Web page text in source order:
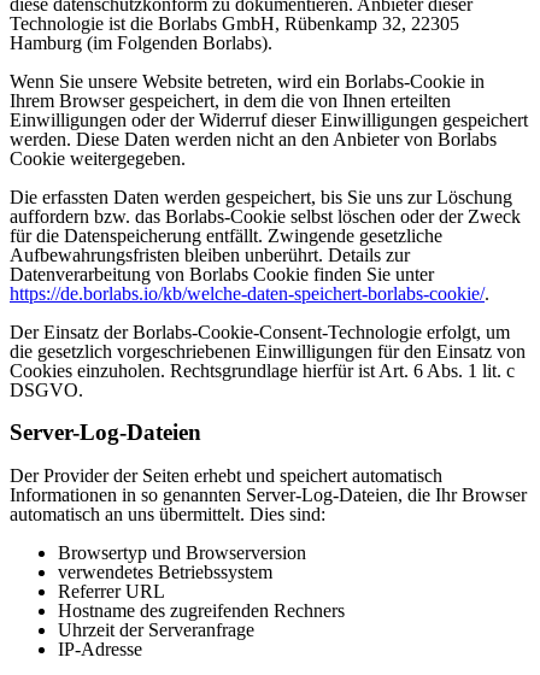
Technologie ist die Borlabs GmbH, Rübenkamp 32, 22305
Hamburg (im Folgenden Borlabs).
Wenn Sie unsere Website betreten, wird ein Borlabs-Cookie in
Ihrem Browser gespeichert, in dem die von Ihnen erteilten
Einwilligungen oder der Widerruf dieser Einwilligungen gespeichert
werden. Diese Daten werden nicht an den Anbieter von Borlabs
Cookie weitergegeben.
Die erfassten Daten werden gespeichert, bis Sie uns zur Löschung
auffordern bzw. das Borlabs-Cookie selbst löschen oder der Zweck
für die Datenspeicherung entfällt. Zwingende gesetzliche
Aufbewahrungsfristen bleiben unberührt. Details zur
Datenverarbeitung von Borlabs Cookie finden Sie unter
https://de.borlabs.io/kb/welche-daten-speichert-borlabs-cookie/.
Der Einsatz der Borlabs-Cookie-Consent-Technologie erfolgt, um
die gesetzlich vorgeschriebenen Einwilligungen für den Einsatz von
Cookies einzuholen. Rechtsgrundlage hierfür ist Art. 6 Abs. 1 lit. c
DSGVO.
Server-Log-Dateien
Der Provider der Seiten erhebt und speichert automatisch
Informationen in so genannten Server-Log-Dateien, die Ihr Browser
automatisch an uns übermittelt. Dies sind:
Browsertyp und Browserversion
verwendetes Betriebssystem
Referrer URL
Hostname des zugreifenden Rechners
Uhrzeit der Serveranfrage
IP-Adresse